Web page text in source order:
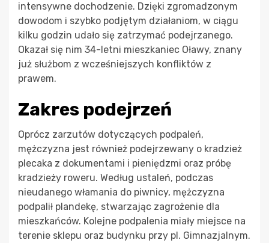
intensywne dochodzenie. Dzięki zgromadzonym
dowodom i szybko podjętym działaniom, w ciągu
kilku godzin udało się zatrzymać podejrzanego.
Okazał się nim 34-letni mieszkaniec Oławy, znany
już służbom z wcześniejszych konfliktów z
prawem.
Zakres podejrzeń
Oprócz zarzutów dotyczących podpaleń,
mężczyzna jest również podejrzewany o kradzież
plecaka z dokumentami i pieniędzmi oraz próbę
kradzieży roweru. Według ustaleń, podczas
nieudanego włamania do piwnicy, mężczyzna
podpalił plandekę, stwarzając zagrożenie dla
mieszkańców. Kolejne podpalenia miały miejsce na
terenie sklepu oraz budynku przy pl. Gimnazjalnym.